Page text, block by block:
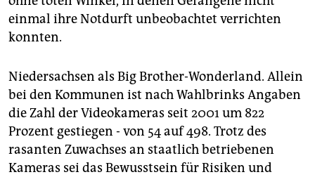
einmal ihre Notdurft unbeobachtet verrichten
konnten.
Niedersachsen als Big Brother-Wonderland. Allein
bei den Kommunen ist nach Wahlbrinks Angaben
die Zahl der Videokameras seit 2001 um 822
Prozent gestiegen - von 54 auf 498. Trotz des
rasanten Zuwachses an staatlich betriebenen
Kameras sei das Bewusstsein für Risiken und